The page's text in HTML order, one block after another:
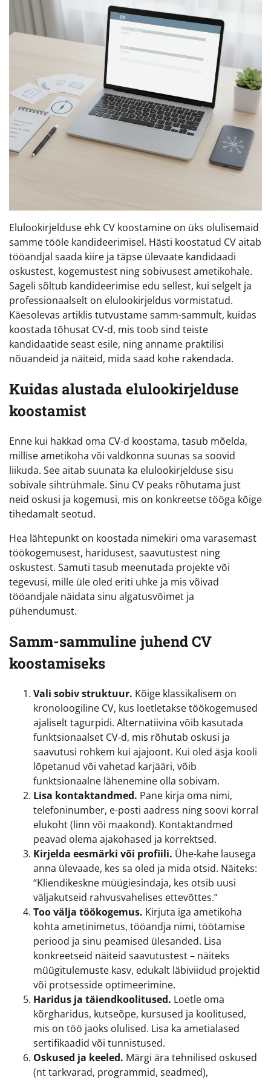
Elulookirjelduse ehk CV koostamine on üks olulisemaid
samme tööle kandideerimisel. Hästi koostatud CV aitab
tööandjal saada kiire ja täpse ülevaate kandidaadi
oskustest, kogemustest ning sobivusest ametikohale.
Sageli sõltub kandideerimise edu sellest, kui selgelt ja
professionaalselt on elulookirjeldus vormistatud.
Käesolevas artiklis tutvustame samm-sammult, kuidas
koostada tõhusat CV-d, mis toob sind teiste
kandidaatide seast esile, ning anname praktilisi
nõuandeid ja näiteid, mida saad kohe rakendada.
Kuidas alustada elulookirjelduse
koostamist
Enne kui hakkad oma CV-d koostama, tasub mõelda,
millise ametikoha või valdkonna suunas sa soovid
liikuda. See aitab suunata ka elulookirjelduse sisu
sobivale sihtrühmale. Sinu CV peaks rõhutama just
neid oskusi ja kogemusi, mis on konkreetse tööga kõige
tihedamalt seotud.
Hea lähtepunkt on koostada nimekiri oma varasemast
töökogemusest, haridusest, saavutustest ning
oskustest. Samuti tasub meenutada projekte või
tegevusi, mille üle oled eriti uhke ja mis võivad
tööandjale näidata sinu algatusvõimet ja
pühendumust.
Samm-sammuline juhend CV
koostamiseks
Vali sobiv struktuur. Kõige klassikalisem on
kronoloogiline CV, kus loetletakse töökogemused
ajaliselt tagurpidi. Alternatiivina võib kasutada
funktsionaalset CV-d, mis rõhutab oskusi ja
saavutusi rohkem kui ajajoont. Kui oled äsja kooli
lõpetanud või vahetad karjääri, võib
funktsionaalne lähenemine olla sobivam.
Lisa kontaktandmed. Pane kirja oma nimi,
telefoninumber, e-posti aadress ning soovi korral
elukoht (linn või maakond). Kontaktandmed
peavad olema ajakohased ja korrektsed.
Kirjelda eesmärki või profiili. Ühe-kahe lausega
anna ülevaade, kes sa oled ja mida otsid. Näiteks:
“Kliendikeskne müügiesindaja, kes otsib uusi
väljakutseid rahvusvahelises ettevõttes.”
Too välja töökogemus. Kirjuta iga ametikoha
kohta ametinimetus, tööandja nimi, töötamise
periood ja sinu peamised ülesanded. Lisa
konkreetseid näiteid saavutustest – näiteks
müügitulemuste kasv, edukalt läbiviidud projektid
või protsesside optimeerimine.
Haridus ja täiendkoolitused. Loetle oma
kõrgharidus, kutseõpe, kursused ja koolitused,
mis on töö jaoks olulised. Lisa ka ametialased
sertifikaadid või tunnistused.
Oskused ja keeled. Märgi ära tehnilised oskused
(nt tarkvarad, programmid, seadmed),